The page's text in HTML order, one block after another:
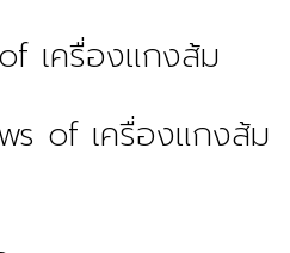
เครื่องแกงส้ม
of เครื่องแกงส้ม